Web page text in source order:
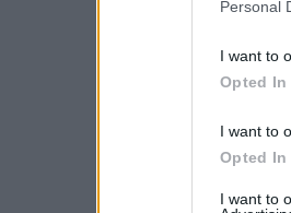
Personal
I want to
Opted In
I want to
Opted In
I want to